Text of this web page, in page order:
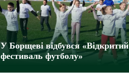
У Борщеві відбувся «Відкритий
фестиваль футболу»